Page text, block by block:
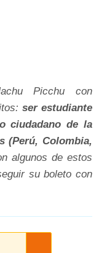
Picchu con
ser estudiante
ciudadano de la
(Perú, Colombia,
algunos de estos
su boleto con